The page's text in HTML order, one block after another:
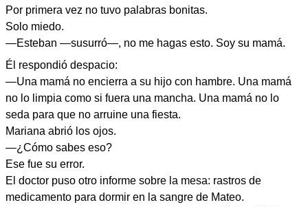
Por primera vez no tuvo palabras bonitas.
Solo miedo.
—Esteban —susurró—, no me hagas esto. Soy su mamá.
Él respondió despacio:
—Una mamá no encierra a su hijo con hambre. Una mamá
no lo limpia como si fuera una mancha. Una mamá no lo
seda para que no arruine una fiesta.
Mariana abrió los ojos.
—¿Cómo sabes eso?
Ese fue su error.
El doctor puso otro informe sobre la mesa: rastros de
medicamento para dormir en la sangre de Mateo.